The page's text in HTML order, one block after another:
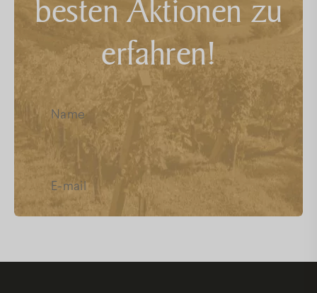
besten Aktionen zu
erfahren!
und akzeptiere sie
FAQ
Facebook Instagram Youtube